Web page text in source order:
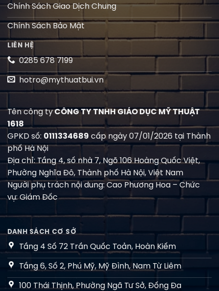
Chính Sách Giao Dịch Chung
Chính Sách Bảo Mật
LIÊN HỆ
0285 678 7199
hotro@mythuatbui.vn
Tên công tyCÔNG TY TNHH GIÁO DỤC MỸ THUẬT
1618
GPKD số: 0111334689 cấp ngày 07/01/2026 tại Thành
phố Hà Nội
Địa chỉ: Tầng 4, số nhà 7, Ngõ 106 Hoàng Quốc Việt,
Phường Nghĩa Đô, Thành phố Hà Nội, Việt Nam
Người phụ trách nội dung: Cao Phương Hoa – Chức
vụ: Giám Đốc
DANH SÁCH CƠ SỞ
Tầng 4 Số 72 Trần Quốc Toản, Hoàn Kiếm
Tầng 6, Số 2, Phú Mỹ, Mỹ Đình, Nam Từ Liêm
100 Thái Thịnh, Phường Ngã Tư Sở, Đống Đa